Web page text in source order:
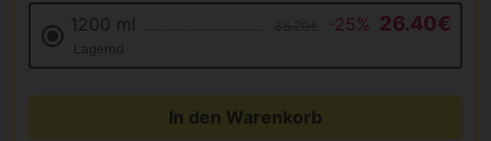
1200 ml -25% 26.40€
Lagernd
In den Warenkorb